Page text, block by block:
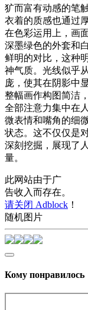
犷而富有动感的笔
衣着的质感也通过
在色彩运用上，画
深墨绿色的外套和
鲜明的对比，这种
神气质。光线似乎
庞，使其在阴影中
整幅画作构图简洁
全部注意力集中在
微表情和嘴角的细
状态。这不仅仅是
深刻挖掘，展现了
量。
此网站由于广
告收入而存在。
请关闭 Adblock ！
随机图片
Кому понравилось